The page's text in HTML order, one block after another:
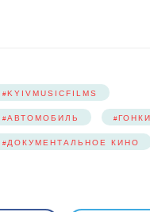
KYIVMUSICFILMS
АВТОМОБИЛЬ ГОНКИ
ДОКУМЕНТАЛЬНОЕ КИНО